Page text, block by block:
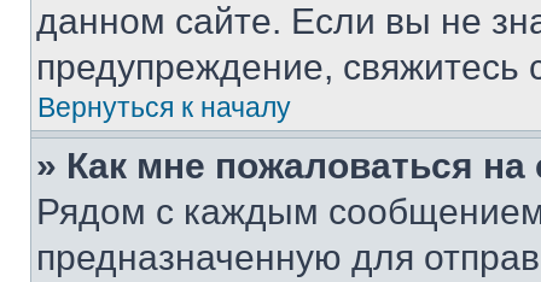
данном сайте. Если вы не
предупреждение,
Вернуться к началу
» Как мне пожаловаться
Рядом с каждым сообщением
предназначенную для